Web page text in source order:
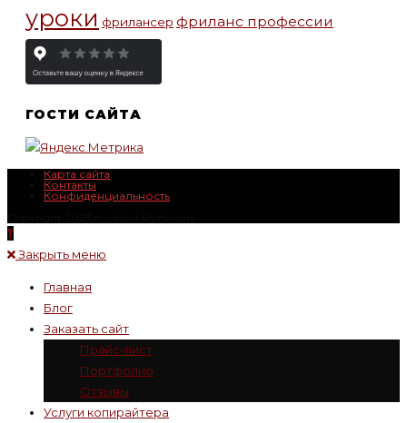
уроки фрилансер фриланс профессии
ГОСТИ САЙТА
Карта сайта
Контакты
Конфиденциальность
Закрыть меню
Главная
Блог
Заказать сайт
Прайс-лист
Портфолио
Отзывы
Услуги копирайтера